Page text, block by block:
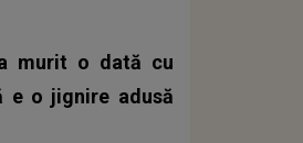
murit o dată cu
e o jignire adusă